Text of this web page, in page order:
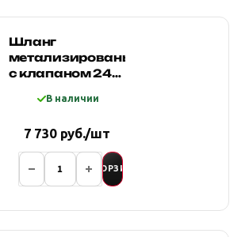
Шланг
метализированый
с клапаном 24"
мамаВ наличии
7 730 руб./шт
В КОРЗИНУ